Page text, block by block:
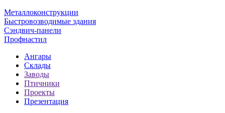
Металлоконструкции
Быстровозводимые здания
Сэндвич-панели
Профнастил
Ангары
Склады
Заводы
Птичники
Проекты
Презентация